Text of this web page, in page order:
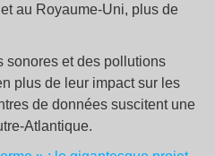
au Royaume-Uni, plus de
sonores et des pollutions
plus de leur impact sur les
de données suscitent une
Atlantique.